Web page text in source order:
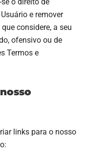
e remover
considere, a seu
ofensivo ou de
Termos e
links para o nosso